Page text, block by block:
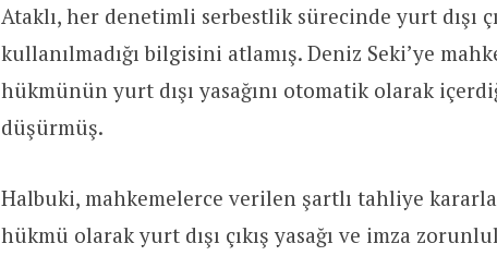
Ataklı, her denetimli serbestlik sürecinde yurt dışı
kullanılmadığı bilgisini atlamış. Deniz Seki’ye
hükmünün yurt dışı yasağını otomatik olarak
düşürmüş.
Halbuki, mahkemelerce verilen şartlı tahliye
hükmü olarak yurt dışı çıkış yasağı ve imza